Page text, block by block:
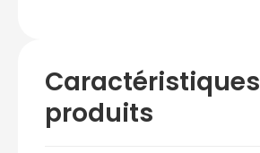
Caractéristiques
produits